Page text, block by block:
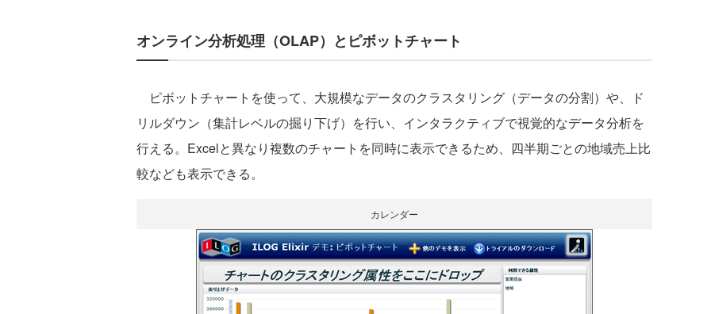
オンライン分析処理（OLAP）とピボットチャート
ピボットチャートを使って、大規模なデータのクラスタリング（データの分割）や、ド
リルダウン（集計レベルの掘り下げ）を行い、インタラクティブで視覚的なデータ分析を
行える。Excelと異なり複数のチャートを同時に表示できるため、四半期ごとの地域売上比
較なども表示できる。
カレンダー